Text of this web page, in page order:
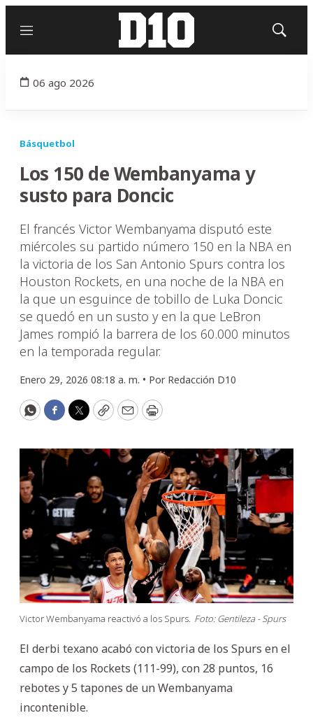
Menú
Mostrar
06 ago 2026
Básquetbol
Los 150 de Wembanyama y
susto para Doncic
El francés Victor Wembanyama disputó este
miércoles su partido número 150 en la NBA en
la victoria de los San Antonio Spurs contra los
Houston Rockets, en una noche de la NBA en
la que un esguince de tobillo de Luka Doncic
se quedó en un susto y en la que LeBron
James rompió la barrera de los 60.000 minutos
en la temporada regular.
Enero 29, 2026 08:18 a. m. • Por Redacción D10
WhatsApp
Facebook
Twitter
CopyEmailPrint
Victor Wembanyama reactivó a los Spurs. Foto: Gentileza - Spurs
El derbi texano acabó con victoria de los Spurs en el
campo de los Rockets (111-99), con 28 puntos, 16
rebotes y 5 tapones de un Wembanyama
incontenible.